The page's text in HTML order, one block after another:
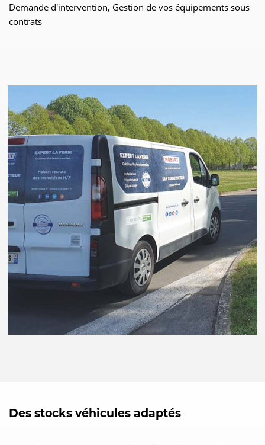
Demande d'intervention, Gestion de vos équipements sous
contrats
Des stocks véhicules adaptés